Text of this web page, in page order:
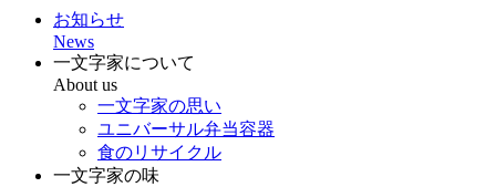
お知らせ
News
一文字家について
About us
一文字家の思い
ユニバーサル弁当容器
食のリサイクル
一文字家の味